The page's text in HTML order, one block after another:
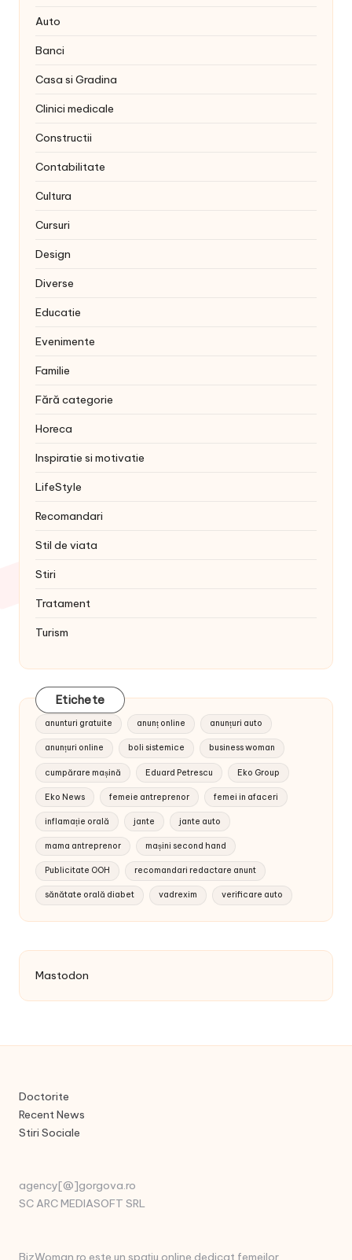
Auto
Banci
Casa si Gradina
Clinici medicale
Constructii
Contabilitate
Cultura
Cursuri
Design
Diverse
Educatie
Evenimente
Familie
Fără categorie
Horeca
Inspiratie si motivatie
LifeStyle
Recomandari
Stil de viata
Stiri
Tratament
Turism
Etichete
anunturi gratuite anunț online anunțuri auto
anunțuri online boli sistemice business woman
cumpărare mașină Eduard Petrescu Eko Group
Eko News femeie antreprenor femei in afaceri
inflamație orală jante jante auto
mama antreprenor mașini second hand
Publicitate OOH recomandari redactare anunt
sănătate orală diabet vadrexim verificare auto
Mastodon
Doctorite
Recent News
Stiri Sociale
agency[@]gorgova.ro
SC ARC MEDIASOFT SRL
BizWoman.ro este un spațiu online dedicat femeilor